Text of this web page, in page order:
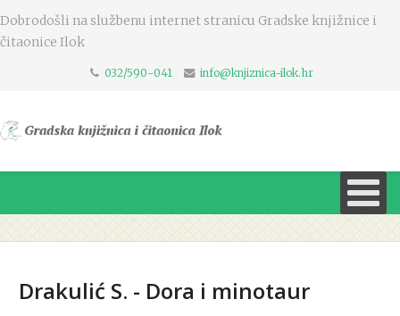
Dobrodošli na službenu internet stranicu Gradske knjižnice i
čitaonice Ilok
032/590-041 info@knjiznica-ilok.hr
Drakulić S. - Dora i minotaur